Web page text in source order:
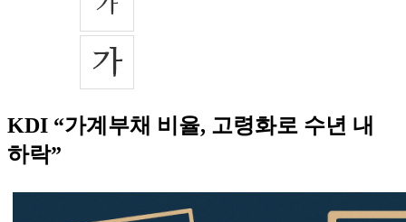
KDI “가계부채 비율, 고령화로 수년 내
하락”